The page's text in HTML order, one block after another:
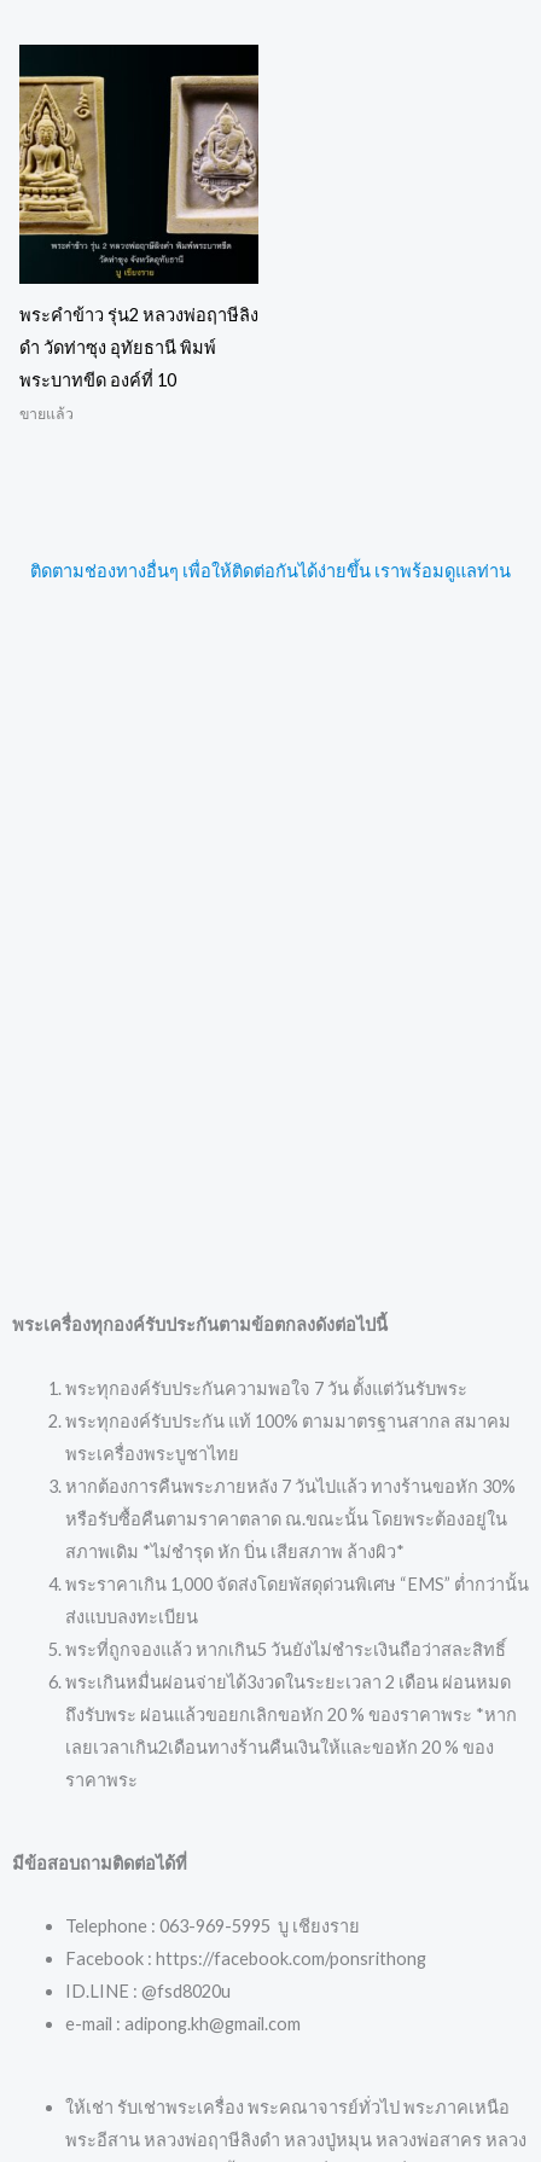
พระคำข้าว รุ่น2 หลวงพ่อฤาษีลิง
ดำ วัดท่าซุง อุทัยธานี พิมพ์
พระบาทขีด องค์ที่ 10
ขายแล้ว
ติดตามช่องทางอื่นๆ เพื่อให้ติดต่อกันได้ง่ายขึ้น เราพร้อมดูแลท่าน
พระเครื่องทุกองค์รับประกันตามข้อตกลงดังต่อไปนี้
พระทุกองค์รับประกันความพอใจ 7 วัน ตั้งแต่วันรับพระ
พระทุกองค์รับประกัน แท้ 100% ตามมาตรฐานสากล สมาคม
พระเครื่องพระบูชาไทย
หากต้องการคืนพระภายหลัง 7 วันไปแล้ว ทางร้านขอหัก 30%
หรือรับซื้อคืนตามราคาตลาด ณ.ขณะนั้น โดยพระต้องอยู่ใน
สภาพเดิม *ไม่ชำรุด หัก บิ่น เสียสภาพ ล้างผิว*
พระราคาเกิน 1,000 จัดส่งโดยพัสดุด่วนพิเศษ “EMS” ต่ำกว่านั้น
ส่งแบบลงทะเบียน
พระที่ถูกจองแล้ว หากเกิน5 วันยังไม่ชำระเงินถือว่าสละสิทธิ์
พระเกินหมื่นผ่อนจ่ายได้3งวดในระยะเวลา 2 เดือน ผ่อนหมด
ถึงรับพระ ผ่อนแล้วขอยกเลิกขอหัก 20 % ของราคาพระ *หาก
เลยเวลาเกิน2เดือนทางร้านคืนเงินให้และขอหัก 20 % ของ
ราคาพระ
มีข้อสอบถามติดต่อได้ที่
Telephone : 063-969-5995 บู เชียงราย
Facebook : https://facebook.com/ponsrithong
ID.LINE : @fsd8020u
e-mail : adipong.kh@gmail.com
ให้เช่า รับเช่าพระเครื่อง พระคณาจารย์ทั่วไป พระภาคเหนือ
พระอีสาน หลวงพ่อฤาษีลิงดำ หลวงปู่หมุน หลวงพ่อสาคร หลวง